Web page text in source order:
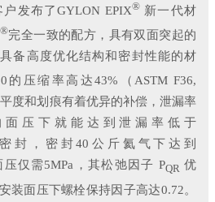
发布了GYLON EPIX®新一代材
®完全一致的配方，具有双面突起的
备高度优化结构和密封性能的材
的压缩率高达43%（ASTM F36,
度和划痕有着优异的补偿，泄漏率
面压下就能达到泄漏率低于
密封，密封40公斤氦气下达到
压仅需5MPa，其松弛因子 PQR 优
装面压下螺栓保持因子高达0.72。